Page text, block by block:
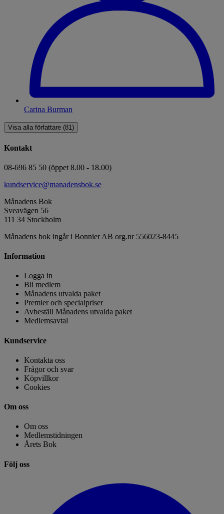
Carina Burman
Visa alla författare (81)
Kontakt
08-696 85 50 (öppet 8.00 - 18.00)
kundservice@manadensbok.se
Månadens Bok
Sveavägen 56
111 34 Stockholm
Månadens bok ingår i Bonnier AB org.nr 556023-8445
Information
Logga in
Bli medlem
Månadens utvalda paket
Premier och specialpriser
Avbeställ Månadens utvalda paket
Medlemsavtal
Kundservice
Kontakta oss
Frågor och svar
Köpvillkor
Cookies
Om oss
Om oss
Medlemstidningen
Årets Bok
Följ oss